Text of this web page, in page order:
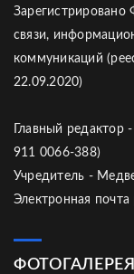
связи,
коммуникаций
22.09.2020)
Главный
911 0066-388)
Учредитель -
Электронная почта
ФОТОГАЛЕРЕЯ